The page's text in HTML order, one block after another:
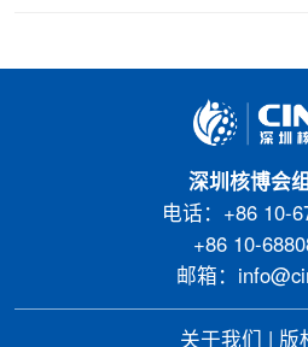
深圳核博会
电话：+86 10-
+86 10-
邮箱：
关于我们 版